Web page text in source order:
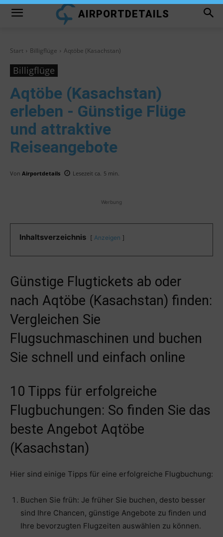
AIRPORTDETAILS
Start Billigflüge Aqtöbe (Kasachstan)
Billigflüge
Aqtöbe (Kasachstan)
erleben - Günstige Flüge
und attraktive
Reiseangebote
Von Airportdetails Lesezeit ca. 5 min.
Werbung
Inhaltsverzeichnis Anzeigen
Günstige Flugtickets ab oder
nach Aqtöbe (Kasachstan) finden:
Vergleichen Sie
Flugsuchmaschinen und buchen
Sie schnell und einfach online
10 Tipps für erfolgreiche
Flugbuchungen: So finden Sie das
beste Angebot Aqtöbe
(Kasachstan)
Hier sind einige Tipps für eine erfolgreiche Flugbuchung:
Buchen Sie früh: Je früher Sie buchen, desto besser
sind Ihre Chancen, günstige Angebote zu finden und
Ihre bevorzugten Flugzeiten auswählen zu können.